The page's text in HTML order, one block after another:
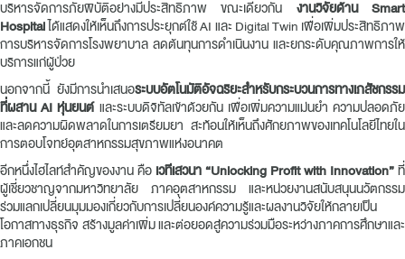
บริหารจัดการภัยพิบัติอย่างมีประสิทธิภาพ ขณะเดียวกัน งานวิจัยด้าน Smart
Hospitalได้แสดงให้เห็นถึงการประยุกต์ใช้ AI และ Digital Twin เพื่อเพิ่มประสิทธิภาพ
การบริหารจัดการโรงพยาบาล ลดต้นทุนการดำเนินงาน และยกระดับคุณภาพการให้
บริการแก่ผู้ป่วย
นอกจากนี้ ยังมีการนำเสนอระบบอัตโนมัติอัจฉริยะสำหรับกระบวนการทางเภสัชกรรม
ที่ผสาน AI หุ่นยนต์และระบบดิจิทัลเข้าด้วยกัน เพื่อเพิ่มความแม่นยำ ความปลอดภัย
และลดความผิดพลาดในการเตรียมยา สะท้อนให้เห็นถึงศักยภาพของเทคโนโลยีไทยใน
การตอบโจทย์อุตสาหกรรมสุขภาพแห่งอนาคต
อีกหนึ่งไฮไลท์สำคัญของงาน คือ เวทีเสวนา “Unlocking Profit with Innovation”ที่
ผู้เชี่ยวชาญจากมหาวิทยาลัย ภาคอุตสาหกรรม และหน่วยงานสนับสนุนนวัตกรรม
ร่วมแลกเปลี่ยนมุมมองเกี่ยวกับการเปลี่ยนองค์ความรู้และผลงานวิจัยให้กลายเป็น
โอกาสทางธุรกิจ สร้างมูลค่าเพิ่ม และต่อยอดสู่ความร่วมมือระหว่างภาคการศึกษาและ
ภาคเอกชน